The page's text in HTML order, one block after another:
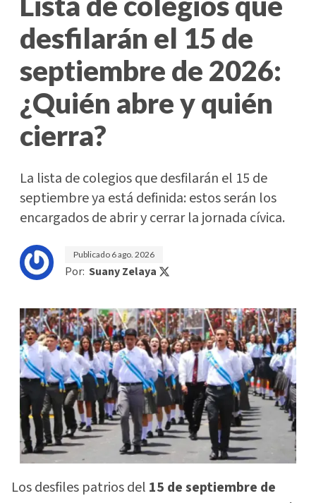
desfilarán el 15 de
septiembre de 2026:
¿Quién abre y quién
cierra?
La lista de colegios que desfilarán el 15 de
septiembre ya está definida: estos serán los
encargados de abrir y cerrar la jornada cívica.
Publicado 6 ago. 2026
Por: Suany Zelaya
Los desfiles patrios del 15 de septiembre de